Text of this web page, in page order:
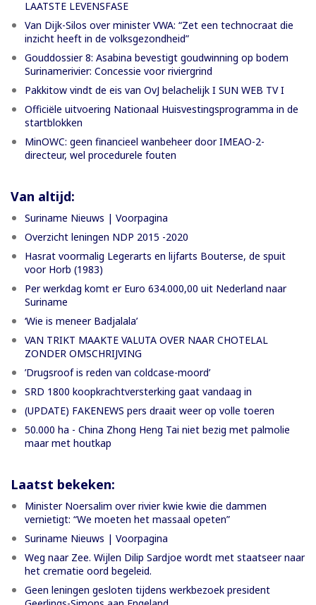
LAATSTE LEVENSFASE
Van Dijk-Silos over minister VWA: “Zet een technocraat die
inzicht heeft in de volksgezondheid”
Gouddossier 8: Asabina bevestigt goudwinning op bodem
Surinamerivier: Concessie voor riviergrind
Pakkitow vindt de eis van OvJ belachelijk I SUN WEB TV I
Officiële uitvoering Nationaal Huisvestingsprogramma in de
startblokken
MinOWC: geen financieel wanbeheer door IMEAO-2-
directeur, wel procedurele fouten
Van altijd:
Suriname Nieuws | Voorpagina
Overzicht leningen NDP 2015 -2020
Hasrat voormalig Legerarts en lijfarts Bouterse, de spuit
voor Horb (1983)
Per werkdag komt er Euro 634.000,00 uit Nederland naar
Suriname
‘Wie is meneer Badjalala’
VAN TRIKT MAAKTE VALUTA OVER NAAR CHOTELAL
ZONDER OMSCHRIJVING
’Drugsroof is reden van coldcase-moord’
SRD 1800 koopkrachtversterking gaat vandaag in
(UPDATE) FAKENEWS pers draait weer op volle toeren
50.000 ha - China Zhong Heng Tai niet bezig met palmolie
maar met houtkap
Laatst bekeken:
Minister Noersalim over rivier kwie kwie die dammen
vernietigt: “We moeten het massaal opeten”
Suriname Nieuws | Voorpagina
Weg naar Zee. Wijlen Dilip Sardjoe wordt met staatseer naar
het crematie oord begeleid.
Geen leningen gesloten tijdens werkbezoek president